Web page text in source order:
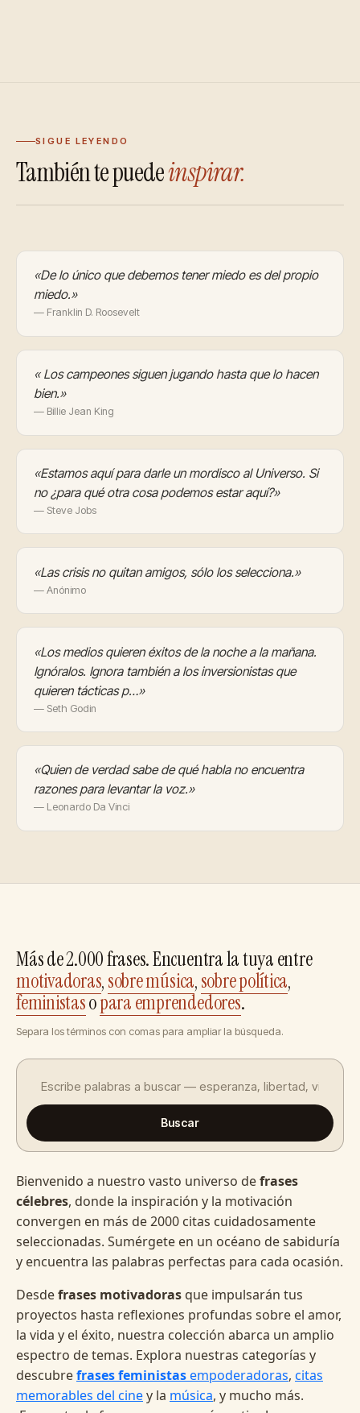
SIGUE LEYENDO
También te puedeinspirar.
«De lo único que debemos tener miedo es del propio
miedo.»
— Franklin D. Roosevelt
« Los campeones siguen jugando hasta que lo hacen
bien.»
— Billie Jean King
«Estamos aquí para darle un mordisco al Universo. Si
no ¿para qué otra cosa podemos estar aquí?»
— Steve Jobs
«Las crisis no quitan amigos, sólo los selecciona.»
— Anónimo
«Los medios quieren éxitos de la noche a la mañana.
Ignóralos. Ignora también a los inversionistas que
quieren tácticas p…»
— Seth Godin
«Quien de verdad sabe de qué habla no encuentra
razones para levantar la voz.»
— Leonardo Da Vinci
Más de 2.000 frases. Encuentra la tuya entre
motivadoras,sobre música,sobre política,
feministasopara emprendedores.
Separa los términos con comas para ampliar la búsqueda.
Buscar
Bienvenido a nuestro vasto universo defrases
célebres, donde la inspiración y la motivación
convergen en más de 2000 citas cuidadosamente
seleccionadas. Sumérgete en un océano de sabiduría
y encuentra las palabras perfectas para cada ocasión.
Desdefrases motivadoras que impulsarán tus
proyectos hasta reflexiones profundas sobre el amor,
la vida y el éxito, nuestra colección abarca un amplio
espectro de temas. Explora nuestras categorías y
descubrefrases feministasempoderadoras, citas
memorables del ciney la música, y mucho más.